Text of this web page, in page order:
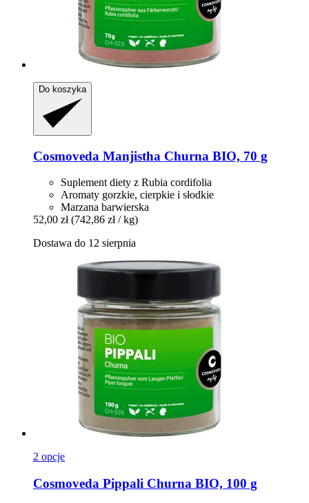
Do koszyka
Cosmoveda Manjistha Churna BIO, 70 g
Suplement diety z Rubia cordifolia
Aromaty gorzkie, cierpkie i słodkie
Marzana barwierska
52,00 zł (742,86 zł / kg)
Dostawa do 12 sierpnia
2 opcje
Cosmoveda Pippali Churna BIO, 100 g